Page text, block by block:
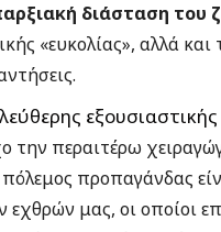
διάσταση του
«ευκολίας», αλλά και
την περαιτέρω
προπαγάνδας
εχθρών μας, οι οποίοι